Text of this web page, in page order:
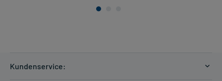
Kundenservice: